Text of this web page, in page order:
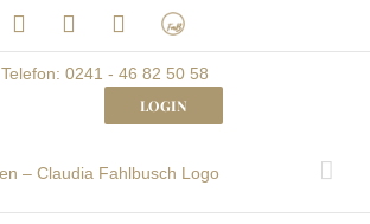
LinkedInFacebookInstagram
Frau
mit
Bizz
Telefon: 0241 - 46 82 50 58
LOGIN